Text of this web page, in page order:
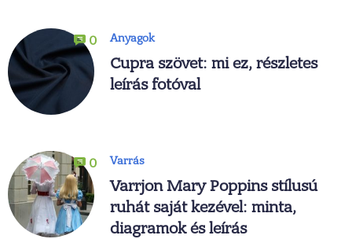
0 Anyagok
Cupra szövet: mi ez, részletes
leírás fotóval
0 Varrás
Varrjon Mary Poppins stílusú
ruhát saját kezével: minta,
diagramok és leírás